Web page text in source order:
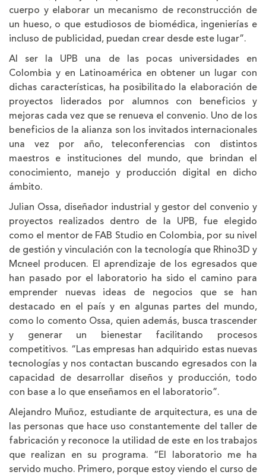
cuerpo y elaborar un mecanismo de reconstrucción de
un hueso, o que estudiosos de biomédica, ingenierías e
incluso de publicidad, puedan crear desde este lugar”.
Al ser la UPB una de las pocas universidades en
Colombia y en Latinoamérica en obtener un lugar con
dichas características, ha posibilitado la elaboración de
proyectos liderados por alumnos con beneficios y
mejoras cada vez que se renueva el convenio. Uno de los
beneficios de la alianza son los invitados internacionales
una vez por año, teleconferencias con distintos
maestros e instituciones del mundo, que brindan el
conocimiento, manejo y producción digital en dicho
ámbito.
Julian Ossa, diseñador industrial y gestor del convenio y
proyectos realizados dentro de la UPB, fue elegido
como el mentor de FAB Studio en Colombia, por su nivel
de gestión y vinculación con la tecnología que Rhino3D y
Mcneel producen. El aprendizaje de los egresados que
han pasado por el laboratorio ha sido el camino para
emprender nuevas ideas de negocios que se han
destacado en el país y en algunas partes del mundo,
como lo comento Ossa, quien además, busca trascender
y generar un bienestar facilitando procesos
competitivos. “Las empresas han adquirido estas nuevas
tecnologías y nos contactan buscando egresados con la
capacidad de desarrollar diseños y producción, todo
con base a lo que enseñamos en el laboratorio”.
Alejandro Muñoz, estudiante de arquitectura, es una de
las personas que hace uso constantemente del taller de
fabricación y reconoce la utilidad de este en los trabajos
que realizan en su programa. “El laboratorio me ha
servido mucho. Primero, porque estoy viendo el curso de